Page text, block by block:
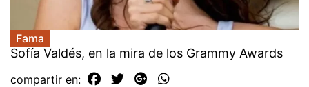
Fama
Sofía Valdés, en la mira de los Grammy Awards
compartir en: